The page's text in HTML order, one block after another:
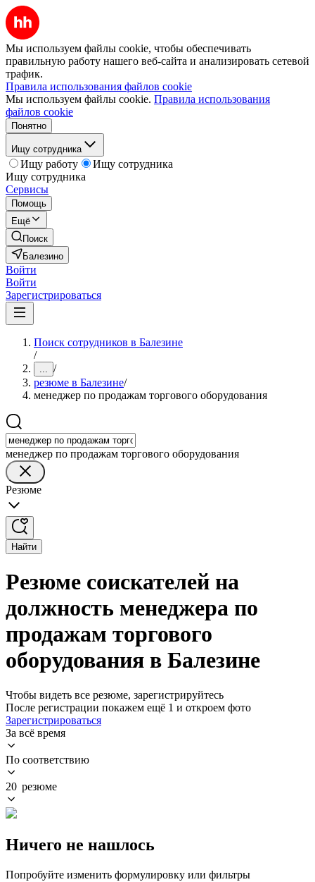
Мы используем файлы cookie, чтобы обеспечивать
правильную работу нашего веб-сайта и анализировать сетевой
трафик.
Правила использования файлов cookie
Мы используем файлы cookie. Правила использования
файлов cookie
Понятно
Ищу сотрудника
Ищу работу
Ищу сотрудника
Ищу сотрудника
Сервисы
Помощь
Ещё
Поиск
Балезино
Войти
Войти
Зарегистрироваться
Поиск сотрудников в Балезине
/
... /
резюме в Балезине/
менеджер по продажам торгового оборудования
менеджер по продажам торгового оборудования
Резюме
Найти
Резюме соискателей на
должность менеджера по
продажам торгового
оборудования в Балезине
Чтобы видеть все резюме, зарегистрируйтесь
После регистрации покажем ещё 1 и откроем фото
Зарегистрироваться
За всё время
По соответствию
20 резюме
Ничего не нашлось
Попробуйте изменить формулировку или фильтры